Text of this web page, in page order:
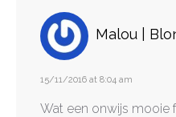
Malou |
15/11/2016 at 8:04 am
Wat een onwijs mooie